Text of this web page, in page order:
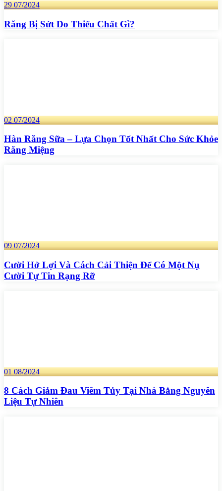
29 07/2024
Răng Bị Sứt Do Thiếu Chất Gì?
02 07/2024
Hàn Răng Sữa – Lựa Chọn Tốt Nhất Cho Sức Khỏe
Răng Miệng
09 07/2024
Cười Hở Lợi Và Cách Cải Thiện Để Có Một Nụ
Cười Tự Tin Rạng Rỡ
01 08/2024
8 Cách Giảm Đau Viêm Tủy Tại Nhà Bằng Nguyên
Liệu Tự Nhiên